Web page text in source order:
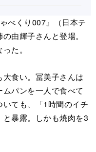
べくり007』（日本テ
由輝子さんと登場。
た。
食い。冨美子さんは
パンを一人で食べて
ても、「1時間のイチ
暴露。しかも焼肉を3